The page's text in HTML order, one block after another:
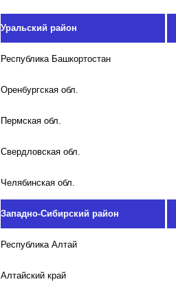
Уральский район
Республика Башкортостан
Оренбургская обл.
Пермская обл.
Свердловская обл.
Челябинская обл.
Западно-Сибирский район
Республика Алтай
Алтайский край